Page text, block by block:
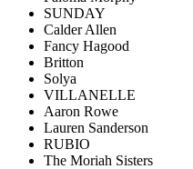
SUNDAY
Calder Allen
Fancy Hagood
Britton
Solya
VILLANELLE
Aaron Rowe
Lauren Sanderson
RUBIO
The Moriah Sisters